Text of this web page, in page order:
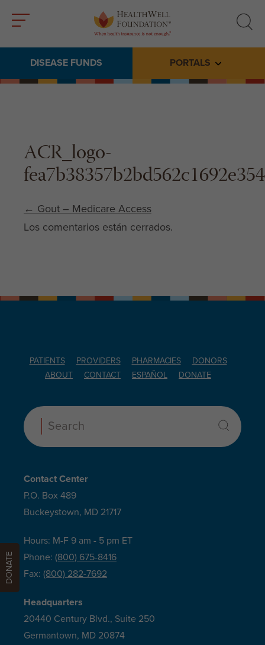
search
DISEASE FUNDS PORTALS Toggle
ACR_logo-
Post navigation
← Gout – Medicare Access
Los comentarios están cerrados.
PATIENTS PROVIDERS PHARMACIES
DONORS
ABOUT
CONTACT ESPAÑOL DONATE
Search:
Contact Center
P.O. Box 489
Buckeystown, MD 21717
Hours: M-F 9 am - 5 pm ET
Phone: (800) 675-8416
Fax: (800) 282-7692
Headquarters
20440 Century Blvd., Suite 250
Germantown, MD 20874
DONATE